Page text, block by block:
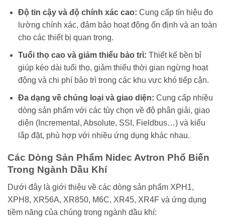
Độ tin cậy và độ chính xác cao: Cung cấp tín hiệu đo
lường chính xác, đảm bảo hoạt động ổn định và an toàn
cho các thiết bị quan trọng.
Tuổi thọ cao và giảm thiểu bảo trì: Thiết kế bền bỉ
giúp kéo dài tuổi thọ, giảm thiểu thời gian ngừng hoạt
động và chi phí bảo trì trong các khu vực khó tiếp cận.
Đa dạng về chủng loại và giao diện: Cung cấp nhiều
dòng sản phẩm với các tùy chọn về độ phân giải, giao
diện (Incremental, Absolute, SSI, Fieldbus…) và kiểu
lắp đặt, phù hợp với nhiều ứng dụng khác nhau.
Các Dòng Sản Phẩm Nidec Avtron Phổ Biến
Trong Ngành Dầu Khí
Dưới đây là giới thiệu về các dòng sản phẩm XPH1,
XPH8, XR56A, XR850, M6C, XR45, XR4F và ứng dụng
tiềm năng của chúng trong ngành dầu khí: